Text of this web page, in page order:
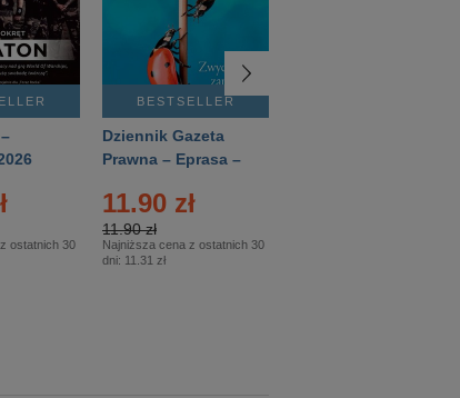
ostatnich 30
BESTSELLER
Dziennik Gazeta
Prawna – Eprasa –
11.90 zł
11.90 zł
Najniższa cena z ostatnich 30
dni: 11.31 zł